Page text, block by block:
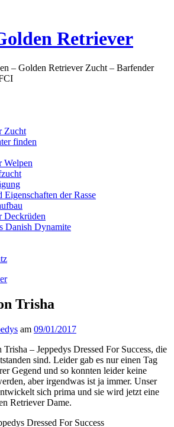
Retriever
– Golden Retriever Zucht – Barfender
Zucht
finden
Welpen
Eigenschaften der Rasse
Deckrüden
Danish Dynamite
Trisha
am 09/01/2017
– Jeppedys Dressed For Success, die
sind. Leider gab es nur einen Tag
Gegend und so konnten leider keine
aber irgendwas ist ja immer. Unser
sich prima und sie wird jetzt eine
Retriever Dame.